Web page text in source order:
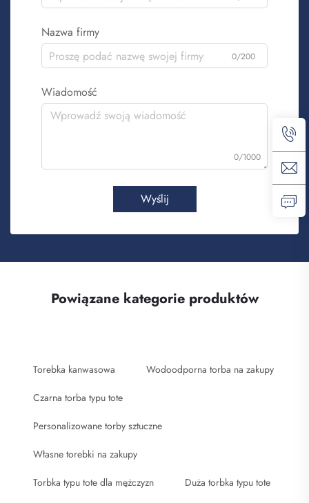
Nazwa firmy
0/200
Wiadomość
0/1000
Wyślij
Powiązane kategorie produktów
Torebka kanwasowa Wodoodporna torba na zakupy
Czarna torba typu tote
Personalizowane torby sztuczne
Własne torebki na zakupy
Torbka typu tote dla mężczyzn Duża torbka typu tote